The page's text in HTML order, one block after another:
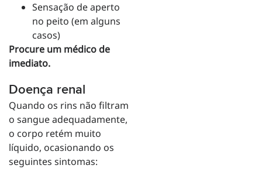
Sensação de aperto
no peito (em alguns
casos)
Procure um médico de
imediato.
Doença renal
Quando os rins não filtram
o sangue adequadamente,
o corpo retém muito
líquido, ocasionando os
seguintes sintomas: